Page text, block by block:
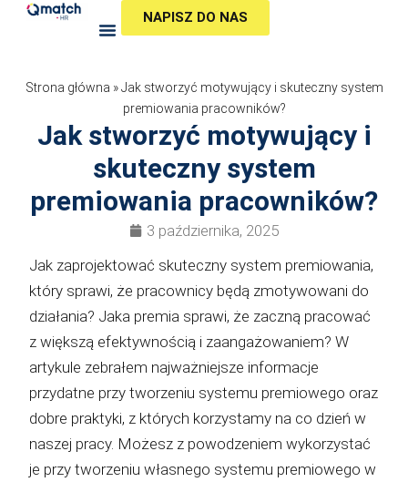
Przejdź
NAPISZ DO NAS
Strona główna »Jak stworzyć motywujący i skuteczny system
premiowania pracowników?
Jak stworzyć motywujący i
skuteczny system
premiowania pracowników?
3 października, 2025
Jak zaprojektować skuteczny system premiowania,
który sprawi, że pracownicy będą zmotywowani do
działania? Jaka premia sprawi, że zaczną pracować
z większą efektywnością i zaangażowaniem? W
artykule zebrałem najważniejsze informacje
przydatne przy tworzeniu systemu premiowego oraz
dobre praktyki, z których korzystamy na co dzień w
naszej pracy. Możesz z powodzeniem wykorzystać
je przy tworzeniu własnego systemu premiowego w